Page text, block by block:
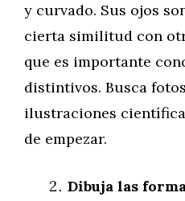
y curvado. Sus ojos
cierta similitud con
que es importante
distintivos. Busca
ilustraciones
de empezar.
Dibuja las